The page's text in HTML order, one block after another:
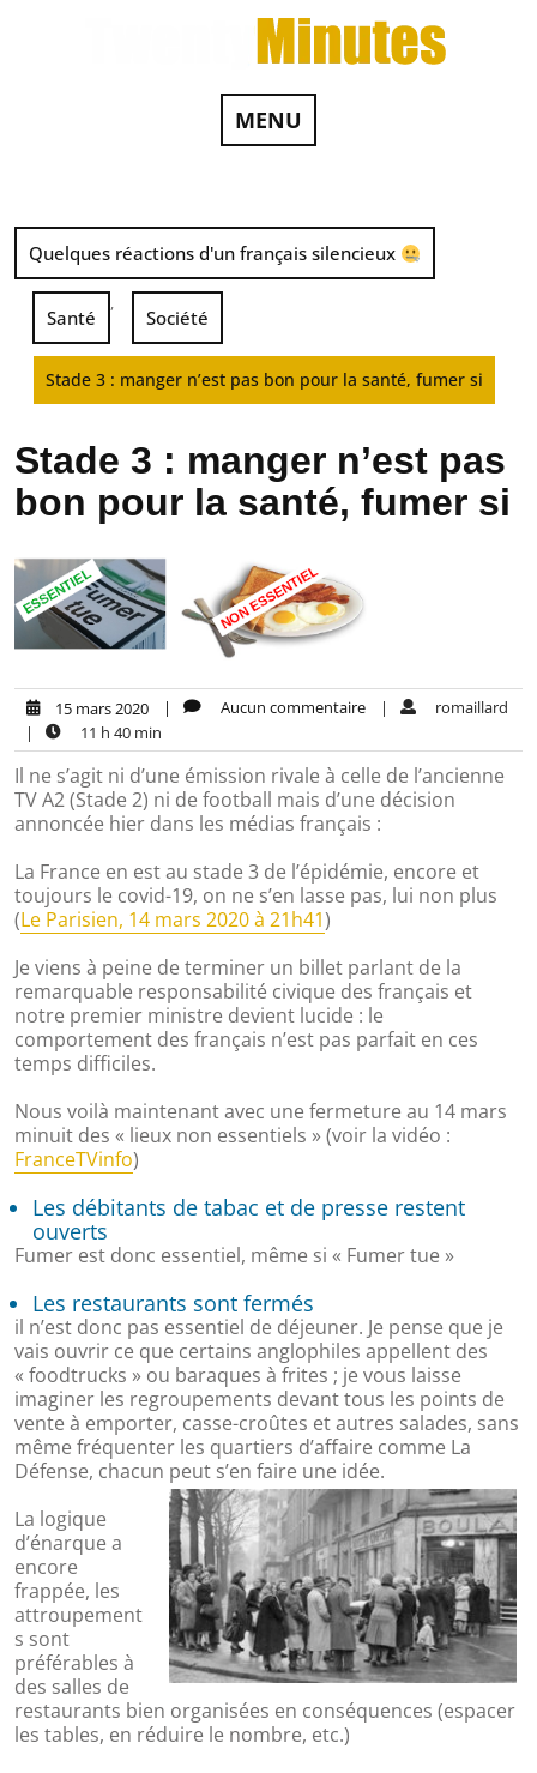
MENU
Quelques réactions d'un français silencieux
Santé
,
Société
Stade 3 : manger n’est pas bon pour la santé, fumer si
Stade 3 : manger n’est pas
bon pour la santé, fumer si
15 mars 2020 | Aucun commentaire |
romaillard
|
11 h 40 min
Il ne s’agit ni d’une émission rivale à celle de l’ancienne
TV A2 (Stade 2) ni de football mais d’une décision
annoncée hier dans les médias français :
La France en est au stade 3 de l’épidémie, encore et
toujours le covid-19, on ne s’en lasse pas, lui non plus
(Le Parisien, 14 mars 2020 à 21h41)
Je viens à peine de terminer un billet parlant de la
remarquable responsabilité civique des français et
notre premier ministre devient lucide : le
comportement des français n’est pas parfait en ces
temps difficiles.
Nous voilà maintenant avec une fermeture au 14 mars
minuit des « lieux non essentiels » (voir la vidéo :
FranceTVinfo)
Les débitants de tabac et de presse restent
ouverts
Fumer est donc essentiel, même si « Fumer tue »
Les restaurants sont fermés
il n’est donc pas essentiel de déjeuner. Je pense que je
vais ouvrir ce que certains anglophiles appellent des
« foodtrucks » ou baraques à frites ; je vous laisse
imaginer les regroupements devant tous les points de
vente à emporter, casse-croûtes et autres salades, sans
même fréquenter les quartiers d’affaire comme La
Défense, chacun peut s’en faire une idée.
La logique
d’énarque a
encore
frappée, les
attroupement
s sont
préférables à
des salles de
restaurants bien organisées en conséquences (espacer
les tables, en réduire le nombre, etc.)